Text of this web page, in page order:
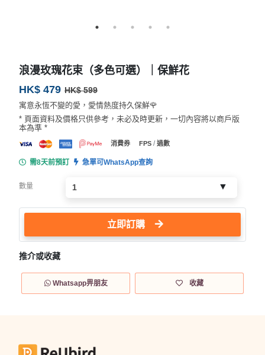
浪漫玫瑰花束（多色可選）｜保鮮花
HK$ 479 HK$ 599
寓意永恆不變的愛，愛情熱度持久保鮮🌹
* 頁面資料及價格只供參考，未必及時更新，一切內容將以商戶版
本為準 *
消費券 FPS / 過數
需8天前預訂 急單可WhatsApp查詢
數量
立即訂購
推介或收藏
Whatsapp畀朋友 收藏